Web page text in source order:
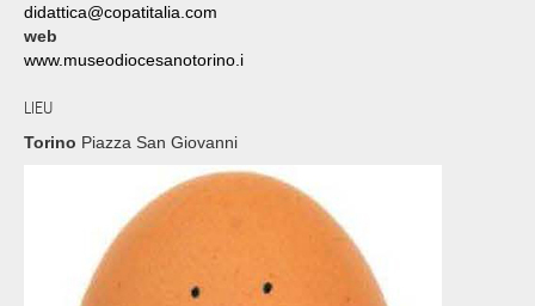
didattica@copatitalia.com
web
www.museodiocesanotorino.i
LIEU
Torino Piazza San Giovanni